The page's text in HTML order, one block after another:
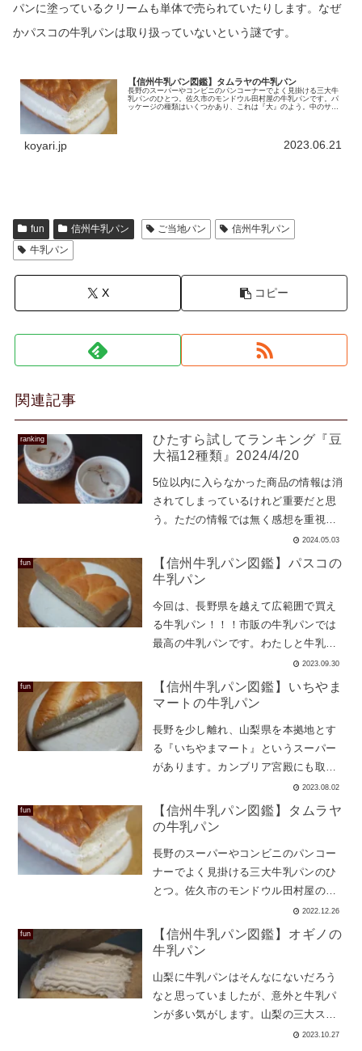
パンに塗っているクリームも単体で売られていたりします。なぜ
かパスコの牛乳パンは取り扱っていないという謎です。
【信州牛乳パン図鑑】タムラヤの牛乳パン
長野のスーパーやコンビニのパンコーナーでよく見掛ける三大牛
乳パンのひとつ。佐久市のモンドウル田村屋の牛乳パンです。パ
ッケージの種類はいくつかあり、これは『大』のよう。中のサイ
koyari.jp 2023.06.21
fun 信州牛乳パン ご当地パン
信州牛乳パン
牛乳パン
X コピー
関連記事
ranking
ひたすら試してランキング『豆
大福12種類』2024/4/20
5位以内に入らなかった商品の情報は消
されてしまっているけれど重要だと思
う。ただの情報では無く感想を重視し
て、しゃべっているログを残していく
ことにしました。今回は、スーパーコ
ンビニで買える人気の『豆大福...
2024.05.03
fun
【信州牛乳パン図鑑】パスコの
牛乳パン
今回は、長野県を越えて広範囲で買え
る牛乳パン！！！市販の牛乳パンでは
最高の牛乳パンです。わたしと牛乳パ
ンむかしイオンの『市販パンコーナ
ー』にてパスコさんの試食イベントを
やっていました。ほんとうに座布団...
2023.09.30
fun
【信州牛乳パン図鑑】いちやま
マートの牛乳パン
長野を少し離れ、山梨県を本拠地とす
る『いちやまマート』というスーパー
があります。カンブリア宮殿にも取り
上げられたことのあるスーパーで、ユ
ーザーの健康のことを第一に考えた品
揃えになっているそうです。いち...
2023.08.02
fun
【信州牛乳パン図鑑】タムラヤ
の牛乳パン
長野のスーパーやコンビニのパンコー
ナーでよく見掛ける三大牛乳パンのひ
とつ。佐久市のモンドウル田村屋の牛
乳パンです。パッケージの種類はいく
つかあり、これは『大』のよう。中の
サイズも確認できましたが(たぶ...
2022.12.26
fun
【信州牛乳パン図鑑】オギノの
牛乳パン
山梨に牛乳パンはそんなにないだろう
なと思っていましたが、意外と牛乳パ
ンが多い気がします。山梨の三大スー
パー（勝手に言っています）、『いち
2023.10.27